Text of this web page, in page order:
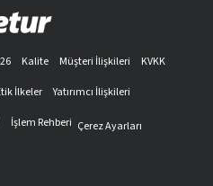
Kalite Müşteri İlişkileri
KVKK
İlkeler
Yatırımcı İlişkileri
İşlem Rehberi Çerez Ayarları